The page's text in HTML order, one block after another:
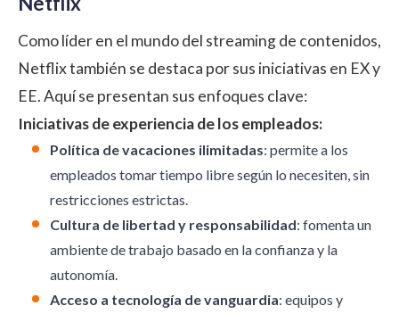
Como líder en el mundo del streaming de contenidos,
Netflix también se destaca por sus iniciativas en EX y
EE. Aquí se presentan sus enfoques clave:
Iniciativas de experiencia de los empleados:
Política de vacaciones ilimitadas: permite a los
empleados tomar tiempo libre según lo necesiten, sin
restricciones estrictas.
Cultura de libertad y responsabilidad: fomenta un
ambiente de trabajo basado en la confianza y la
autonomía.
Acceso a tecnología de vanguardia: equipos y